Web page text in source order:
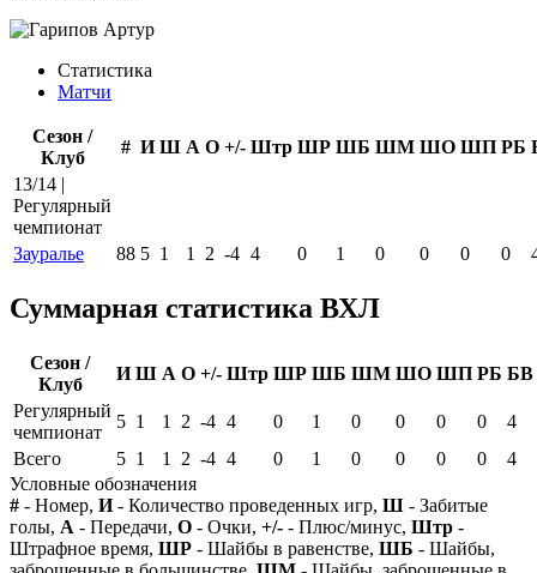
Статистика
Матчи
Сезон /
Клуб
# И Ш А О +/- Штр ШР ШБ ШМ ШО ШП РБ
13/14 |
Регулярный
чемпионат
Зауралье
88 5 1 1 2 -4 4 0 1 0 0 0 0
Суммарная статистика ВХЛ
Сезон /
Клуб
И Ш А О +/- Штр ШР ШБ ШМ ШО ШП РБ БВ
Регулярный
чемпионат
5 1 1 2 -4 4 0 1 0 0 0 0
4
Всего
5 1 1 2 -4 4 0 1 0 0 0 0
4
Условные обозначения
# - Номер, И- Количество проведенных игр, Ш - Забитые
голы, А - Передачи, О - Очки, +/- - Плюс/минус, Штр -
Штрафное время, ШР - Шайбы в равенстве, ШБ - Шайбы,